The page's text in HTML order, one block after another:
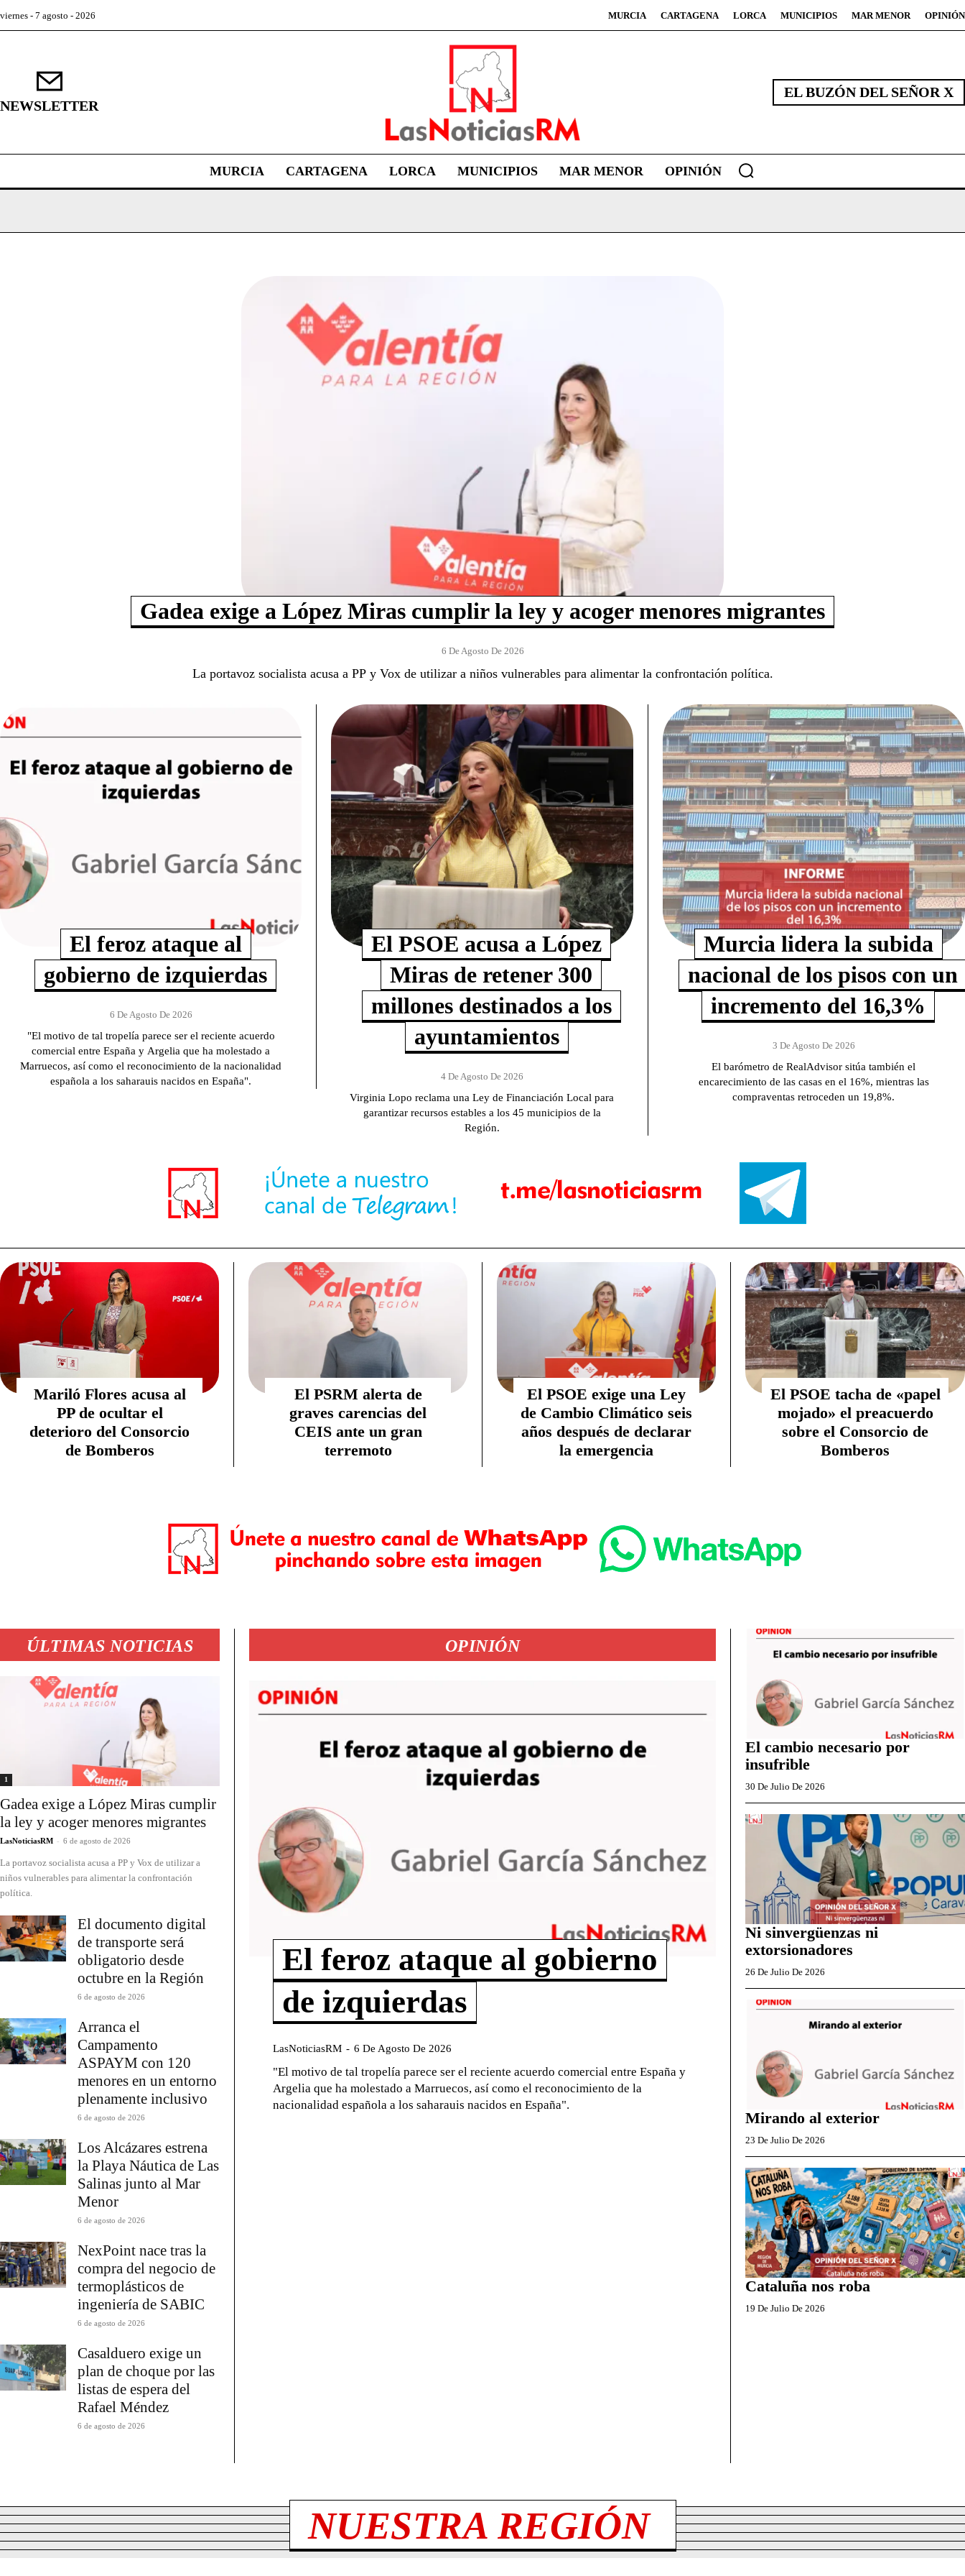
viernes - 7 agosto - 2026 MURCIA CARTAGENA LORCA MUNICIPIOS MAR MENOR OPINIÓN
NEWSLETTER
EL BUZÓN DEL SEÑOR X
MURCIA CARTAGENA LORCA MUNICIPIOS MAR MENOR OPINIÓN
Gadea exige a López Miras cumplir la ley y acoger menores migrantes
6 De Agosto De 2026
La portavoz socialista acusa a PP y Vox de utilizar a niños vulnerables para alimentar la confrontación política.
El feroz ataque al
gobierno de izquierdas
6 De Agosto De 2026
"El motivo de tal tropelía parece ser el reciente acuerdo
comercial entre España y Argelia que ha molestado a
Marruecos, así como el reconocimiento de la nacionalidad
española a los saharauis nacidos en España".
El PSOE acusa a López
Miras de retener 300
millones destinados a los
ayuntamientos
4 De Agosto De 2026
Virginia Lopo reclama una Ley de Financiación Local para
garantizar recursos estables a los 45 municipios de la
Región.
Murcia lidera la subida
nacional de los pisos con un
incremento del 16,3%
3 De Agosto De 2026
El barómetro de RealAdvisor sitúa también el
encarecimiento de las casas en el 16%, mientras las
compraventas retroceden un 19,8%.
Mariló Flores acusa al
PP de ocultar el
deterioro del Consorcio
de Bomberos
El PSRM alerta de
graves carencias del
CEIS ante un gran
terremoto
El PSOE exige una Ley
de Cambio Climático seis
años después de declarar
la emergencia
El PSOE tacha de «papel
mojado» el preacuerdo
sobre el Consorcio de
Bomberos
ÚLTIMAS NOTICIAS
1
Gadea exige a López Miras cumplir
la ley y acoger menores migrantes
LasNoticiasRM - 6 de agosto de 2026
La portavoz socialista acusa a PP y Vox de utilizar a
niños vulnerables para alimentar la confrontación
política.
El documento digital
de transporte será
obligatorio desde
octubre en la Región
6 de agosto de 2026
Arranca el
Campamento
ASPAYM con 120
menores en un entorno
plenamente inclusivo
6 de agosto de 2026
Los Alcázares estrena
la Playa Náutica de Las
Salinas junto al Mar
Menor
6 de agosto de 2026
NexPoint nace tras la
compra del negocio de
termoplásticos de
ingeniería de SABIC
6 de agosto de 2026
Casalduero exige un
plan de choque por las
listas de espera del
Rafael Méndez
6 de agosto de 2026
OPINIÓN
El feroz ataque al gobierno
de izquierdas
LasNoticiasRM - 6 De Agosto De 2026
"El motivo de tal tropelía parece ser el reciente acuerdo comercial entre España y
Argelia que ha molestado a Marruecos, así como el reconocimiento de la
nacionalidad española a los saharauis nacidos en España".
El cambio necesario por
insufrible
30 De Julio De 2026
Ni sinvergüenzas ni
extorsionadores
26 De Julio De 2026
Mirando al exterior
23 De Julio De 2026
Cataluña nos roba
19 De Julio De 2026
NUESTRA REGIÓN